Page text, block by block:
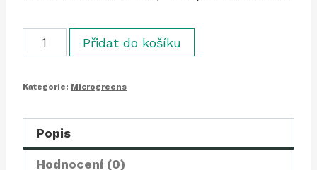
Pak
Choi
/
Choi
Red
Přidat do košíku
Kategorie: Microgreens
Popis
Hodnocení (0)